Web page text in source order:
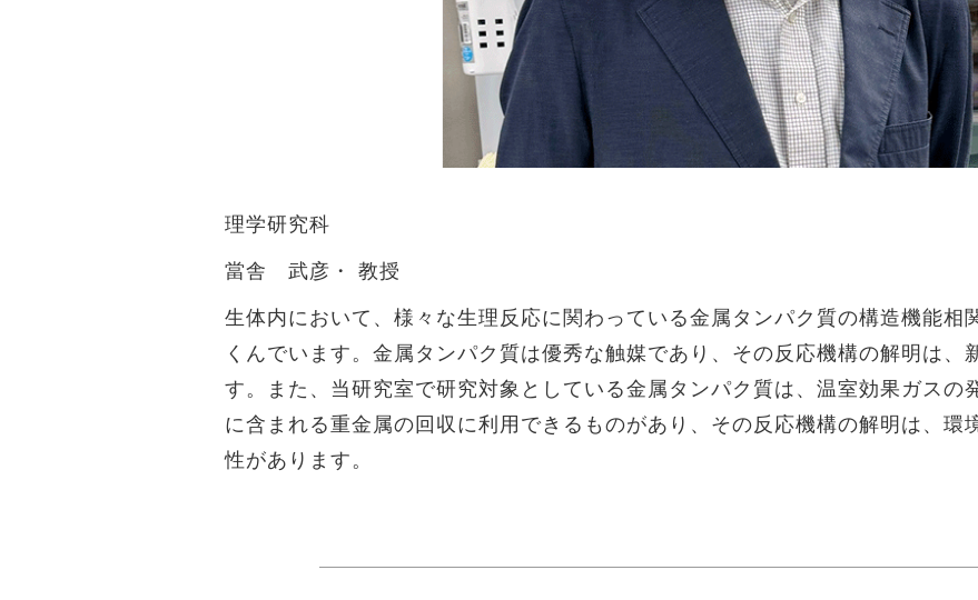
理学研究科
當舎 武彦・ 教授
生体内において、様々な生理反応に関わっている金属タンパク質の構造機能相
くんでいます。金属タンパク質は優秀な触媒であり、その反応機構の解明は、
す。また、当研究室で研究対象としている金属タンパク質は、温室効果ガスの
に含まれる重金属の回収に利用できるものがあり、その反応機構の解明は、環
性があります。